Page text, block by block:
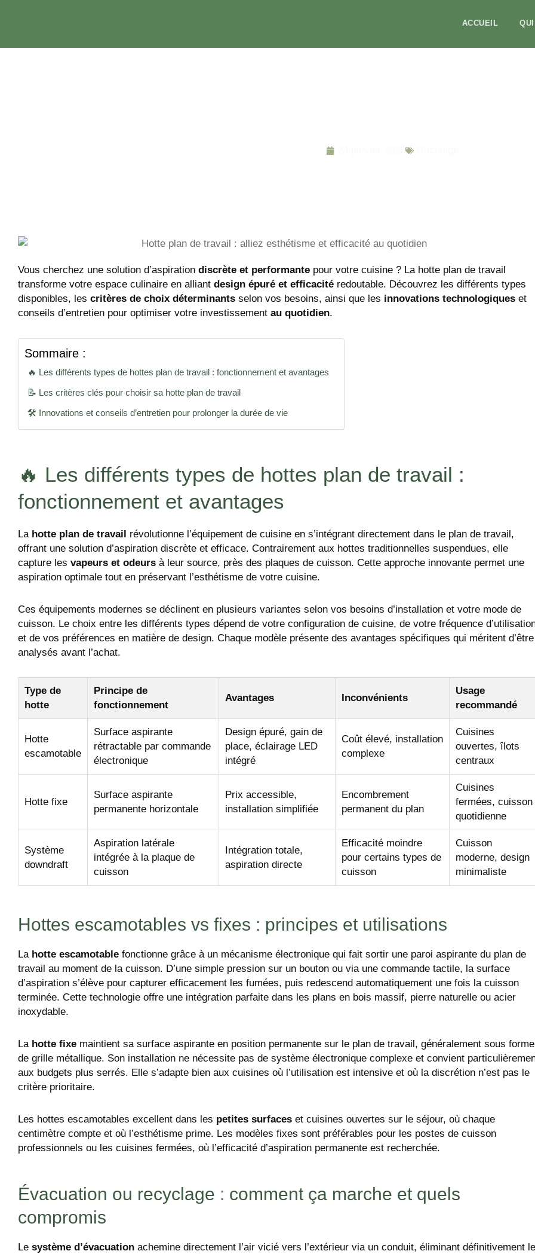
ACCUEIL
Vous cherchez une solution d’aspiration discrète et performante pour votre cuisine ? La hotte plan de travail
transforme votre espace culinaire en alliant design épuré et efficacité redoutable. Découvrez les différents types
disponibles, les critères de choix déterminants selon vos besoins, ainsi que les innovations technologiques et
conseils d’entretien pour optimiser votre investissement au quotidien.
Sommaire :
🔥 Les différents types de hottes plan de travail : fonctionnement et avantages
📝 Les critères clés pour choisir sa hotte plan de travail
🛠️ Innovations et conseils d’entretien pour prolonger la durée de vie
🔥 Les différents types de hottes plan de travail :
fonctionnement et avantages
La hotte plan de travail révolutionne l’équipement de cuisine en s’intégrant directement dans le plan de travail,
offrant une solution d’aspiration discrète et efficace. Contrairement aux hottes traditionnelles suspendues, elle
capture les vapeurs et odeurs à leur source, près des plaques de cuisson. Cette approche innovante permet une
aspiration optimale tout en préservant l’esthétisme de votre cuisine.
Ces équipements modernes se déclinent en plusieurs variantes selon vos besoins d’installation et votre mode de
cuisson. Le choix entre les différents types dépend de votre configuration de cuisine, de votre fréquence
et de vos préférences en matière de design. Chaque modèle présente des avantages spécifiques qui méritent d’être
analysés avant l’achat.
Type de
hotte
Principe de
fonctionnement
Avantages Inconvénients
Usage
recommandé
Hotte
escamotable
Surface aspirante
rétractable par commande
électronique
Design épuré, gain de
place, éclairage LED
intégré
Coût élevé, installation
complexe
Cuisines
ouvertes, îlots
centraux
Hotte fixe
Surface aspirante
permanente horizontale
Prix accessible,
installation simplifiée
Encombrement
permanent du plan
Cuisines
fermées, cuisson
quotidienne
Système
downdraft
Aspiration latérale
intégrée à la plaque de
cuisson
Intégration totale,
aspiration directe
Efficacité moindre
pour certains types de
cuisson
Cuisson
moderne, design
minimaliste
Hottes escamotables vs fixes : principes et utilisations
La hotte escamotable fonctionne grâce à un mécanisme électronique qui fait sortir une paroi aspirante du plan de
travail au moment de la cuisson. D’une simple pression sur un bouton ou via une commande tactile, la surface
d’aspiration s’élève pour capturer efficacement les fumées, puis redescend automatiquement une fois la cuisson
terminée. Cette technologie offre une intégration parfaite dans les plans en bois massif, pierre naturelle ou acier
inoxydable.
La hotte fixe maintient sa surface aspirante en position permanente sur le plan de travail, généralement sous forme
de grille métallique. Son installation ne nécessite pas de système électronique complexe et convient
aux budgets plus serrés. Elle s’adapte bien aux cuisines où l’utilisation est intensive et où la discrétion n’est pas le
critère prioritaire.
Les hottes escamotables excellent dans les petites surfaces et cuisines ouvertes sur le séjour, où chaque
centimètre compte et où l’esthétisme prime. Les modèles fixes sont préférables pour les postes de cuisson
professionnels ou les cuisines fermées, où l’efficacité d’aspiration permanente est recherchée.
Évacuation ou recyclage : comment ça marche et quels
compromis
Le système d’évacuation achemine directement l’air vicié vers l’extérieur via un conduit, éliminant définitivement